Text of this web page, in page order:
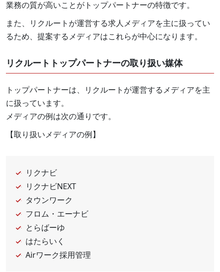
業務の質が高いことがトップパートナーの特徴です。
また、リクルートが運営する求人メディアを主に扱ってい
るため、提案するメディアはこれらが中心になります。
リクルートトップパートナーの取り扱い媒体
トップパートナーは、リクルートが運営するメディアを主
に扱っています。
メディアの例は次の通りです。
【取り扱いメディアの例】
リクナビ
リクナビNEXT
タウンワーク
フロム・エーナビ
とらばーゆ
はたらいく
Airワーク採用管理